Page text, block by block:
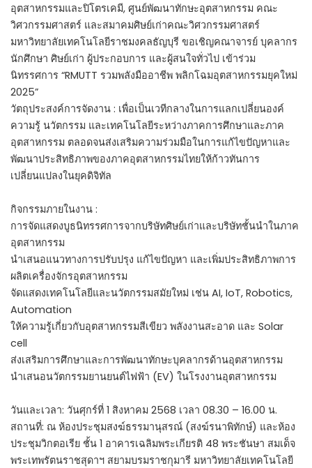
อุตสาหกรรมและปิโตรเคมี, ศูนย์พัฒนาทักษะอุตสาหกรรม คณะ
วิศวกรรมศาสตร์ และสมาคมศิษย์เก่าคณะวิศวกรรมศาสตร์
มหาวิทยาลัยเทคโนโลยีราชมงคลธัญบุรี ขอเชิญคณาจารย์ บุคลากร
นักศึกษา ศิษย์เก่า ผู้ประกอบการ และผู้สนใจทั่วไป เข้าร่วม
นิทรรศการ “RMUTT รวมพลังมืออาชีพ พลิกโฉมอุตสาหกรรมยุคใหม่
2025”
วัตถุประสงค์การจัดงาน : เพื่อเป็นเวทีกลางในการแลกเปลี่ยนองค์
ความรู้ นวัตกรรม และเทคโนโลยีระหว่างภาคการศึกษาและภาค
อุตสาหกรรม ตลอดจนส่งเสริมความร่วมมือในการแก้ไขปัญหาและ
พัฒนาประสิทธิภาพของภาคอุตสาหกรรมไทยให้ก้าวทันการ
เปลี่ยนแปลงในยุคดิจิทัล
กิจกรรมภายในงาน :
การจัดแสดงบูธนิทรรศการจากบริษัทศิษย์เก่าและบริษัทชั้นนำในภาค
อุตสาหกรรม
นำเสนอแนวทางการปรับปรุง แก้ไขปัญหา และเพิ่มประสิทธิภาพการ
ผลิตเครื่องจักรอุตสาหกรรม
จัดแสดงเทคโนโลยีและนวัตกรรมสมัยใหม่ เช่น AI, IoT, Robotics,
Automation
ให้ความรู้เกี่ยวกับอุตสาหกรรมสีเขียว พลังงานสะอาด และ Solar
cell
ส่งเสริมการศึกษาและการพัฒนาทักษะบุคลากรด้านอุตสาหกรรม
นำเสนอนวัตกรรมยานยนต์ไฟฟ้า (EV) ในโรงงานอุตสาหกรรม
วันและเวลา: วันศุกร์ที่ 1 สิงหาคม 2568 เวลา 08.30 – 16.00 น.
สถานที่: ณ ห้องประชุมสงฆ์ธรรมานุสรณ์ (สงฆ์รนาพิทักษ์) และห้อง
ประชุมวิกตอเรีย ชั้น 1 อาคารเฉลิมพระเกียรติ 48 พระชันษา สมเด็จ
พระเทพรัตนราชสุดาฯ สยามบรมราชกุมารี มหาวิทยาลัยเทคโนโลยี